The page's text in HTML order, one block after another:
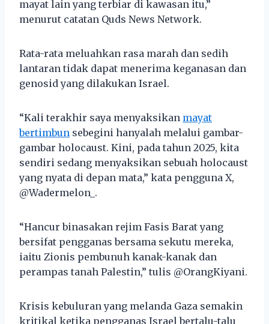
mayat lain yang terbiar di kawasan itu,”
menurut catatan Quds News Network.
Rata-rata meluahkan rasa marah dan sedih
lantaran tidak dapat menerima keganasan dan
genosid yang dilakukan Israel.
“Kali terakhir saya menyaksikan mayat
bertimbun sebegini hanyalah melalui gambar-
gambar holocaust. Kini, pada tahun 2025, kita
sendiri sedang menyaksikan sebuah holocaust
yang nyata di depan mata,” kata pengguna X,
@Wadermelon_.
“Hancur binasakan rejim Fasis Barat yang
bersifat pengganas bersama sekutu mereka,
iaitu Zionis pembunuh kanak-kanak dan
perampas tanah Palestin,” tulis @OrangKiyani.
Krisis kebuluran yang melanda Gaza semakin
kritikal ketika pengganas Israel bertalu-talu